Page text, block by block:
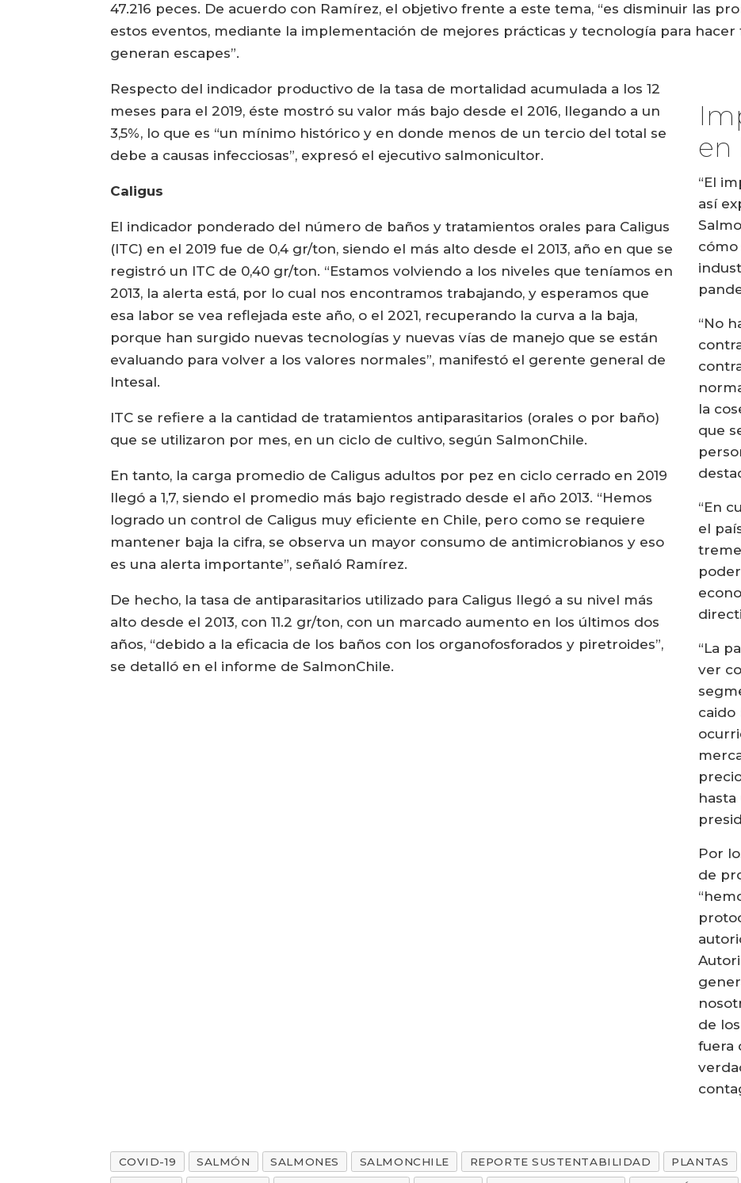
47.216 peces. De acuerdo con Ramírez, el objetivo frente a este tema, “es disminuir las
estos eventos, mediante la implementación de mejores prácticas y tecnología para hacer
generan escapes”.
en
“El
así
cómo
“No
la
que
“En
el
“La
ver
caido
hasta
Por
de
de
fuera
Respecto del indicador productivo de la tasa de mortalidad acumulada a los 12
meses para el 2019, éste mostró su valor más bajo desde el 2016, llegando a un
3,5%, lo que es “un mínimo histórico y en donde menos de un tercio del total se
debe a causas infecciosas”, expresó el ejecutivo salmonicultor.
Caligus
El indicador ponderado del número de baños y tratamientos orales para Caligus
(ITC) en el 2019 fue de 0,4 gr/ton, siendo el más alto desde el 2013, año en que se
registró un ITC de 0,40 gr/ton. “Estamos volviendo a los niveles que teníamos en
2013, la alerta está, por lo cual nos encontramos trabajando, y esperamos que
esa labor se vea reflejada este año, o el 2021, recuperando la curva a la baja,
porque han surgido nuevas tecnologías y nuevas vías de manejo que se están
evaluando para volver a los valores normales”, manifestó el gerente general de
Intesal.
ITC se refiere a la cantidad de tratamientos antiparasitarios (orales o por baño)
que se utilizaron por mes, en un ciclo de cultivo, según SalmonChile.
En tanto, la carga promedio de Caligus adultos por pez en ciclo cerrado en 2019
llegó a 1,7, siendo el promedio más bajo registrado desde el año 2013. “Hemos
logrado un control de Caligus muy eficiente en Chile, pero como se requiere
mantener baja la cifra, se observa un mayor consumo de antimicrobianos y eso
es una alerta importante”, señaló Ramírez.
De hecho, la tasa de antiparasitarios utilizado para Caligus llegó a su nivel más
alto desde el 2013, con 11.2 gr/ton, con un marcado aumento en los últimos dos
años, “debido a la eficacia de los baños con los organofosforados y piretroides”,
se detalló en el informe de SalmonChile.
COVID-19 SALMÓN SALMONES SALMONCHILE REPORTE SUSTENTABILIDAD PLANTAS